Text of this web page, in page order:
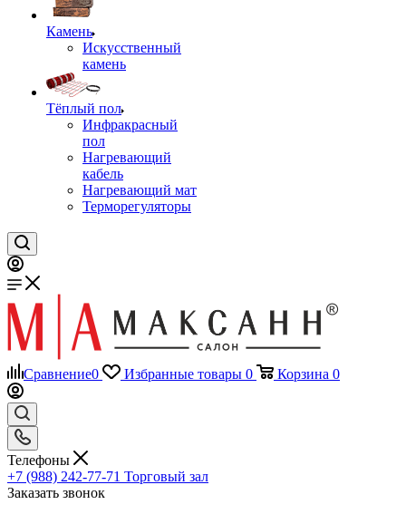
Камень
Искусственный
камень
Тёплый пол
Инфракрасный
пол
Нагревающий
кабель
Нагревающий мат
Терморегуляторы
Сравнение0 Избранные товары 0 Корзина 0
Телефоны
+7 (988) 242-77-71 Торговый зал
Заказать звонок